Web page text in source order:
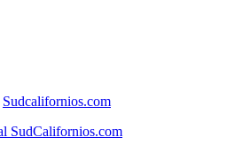
Sudcalifornios.com